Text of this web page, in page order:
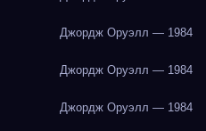
Джордж Оруэлл — 1984
Джордж Оруэлл — 1984
Джордж Оруэлл — 1984